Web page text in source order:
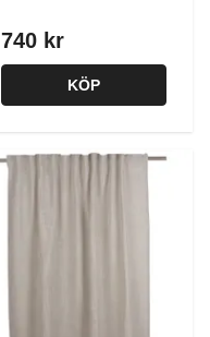
740 kr
KÖP